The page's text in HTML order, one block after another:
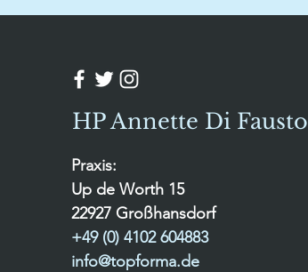
HP Annette Di Fausto
Praxis:
Up de Worth 15
22927 Großhansdorf
+49 (0) 4102 604883
info@topforma.de